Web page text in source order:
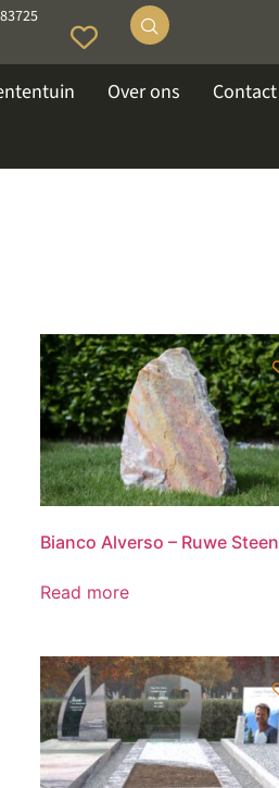
Over ons Contact
Bianco Alverso – Ruwe Steen
Read more